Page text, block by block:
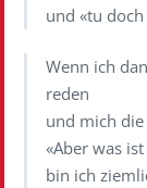
und «tu
Wenn ich
reden
und mich
«Aber was
bin ich